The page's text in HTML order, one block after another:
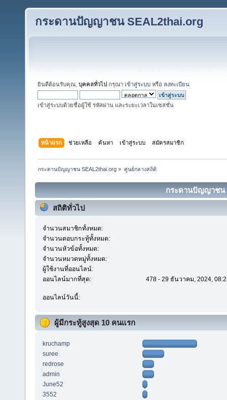
กระดานปัญญาชน SEAL2thai.org
ยินดีต้อนรับคุณ, บุคคลทั่วไป กรุณา เข้าสู่ระบบ หรือ ลงทะเบียน
เข้าสู่ระบบด้วยชื่อผู้ใช้ รหัสผ่าน และระยะเวลาในเซสชั่น
หน้าแรก ช่วยเหลือ ค้นหา เข้าสู่ระบบ สมัครสมาชิก
กระดานปัญญาชน SEAL2thai.org » ศูนย์กลางสถิติ
กระดานปัญญาชน
สถิติทั่วไป
จำนวนสมาชิกทั้งหมด:
จำนวนตอบกระทู้ทั้งหมด:
จำนวนหัวข้อทั้งหมด:
จำนวนหมวดหมู่ทั้งหมด:
ผู้ใช้งานที่ออนไลน์:
ออนไลน์มากที่สุด:
478 - 29 ธันวาคม, 2024,
ออนไลน์วันนี้:
ผู้มีกระทู้สูงสุด 10 คนแรก
kruchamp
suree
redrose
admin
June52
3552